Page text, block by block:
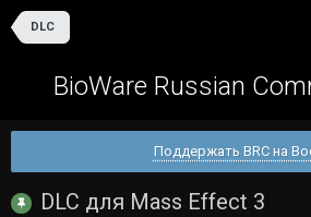
DLC
BioWare Russian
Поддержать BRC на
DLC для Mass Effect 3